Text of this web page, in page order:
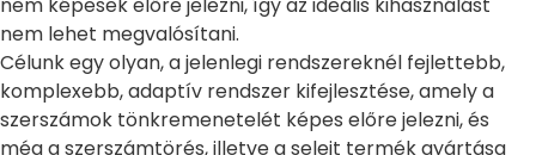
nem lehet megvalósítani.
Célunk egy olyan, a jelenlegi rendszereknél fejlettebb,
komplexebb, adaptív rendszer kifejlesztése, amely a
szerszámok tönkremenetelét képes előre jelezni, és
még a szerszámtörés, illetve a selejt termék gyártása